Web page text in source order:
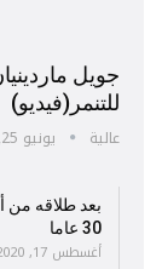
جويل
للتنمر(فيديو)
عالية يونيو 25, 2020
بعد طلاقه من
30 عاما
أغسطس 17, 2020